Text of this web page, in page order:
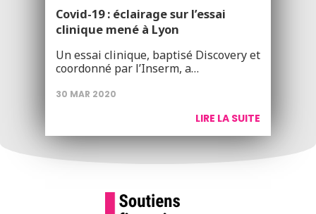
Covid-19 : éclairage sur l’essai
clinique mené à Lyon
Un essai clinique, baptisé Discovery et
coordonné par l’Inserm, a…
30 MAR 2020
LIRE LA SUITE